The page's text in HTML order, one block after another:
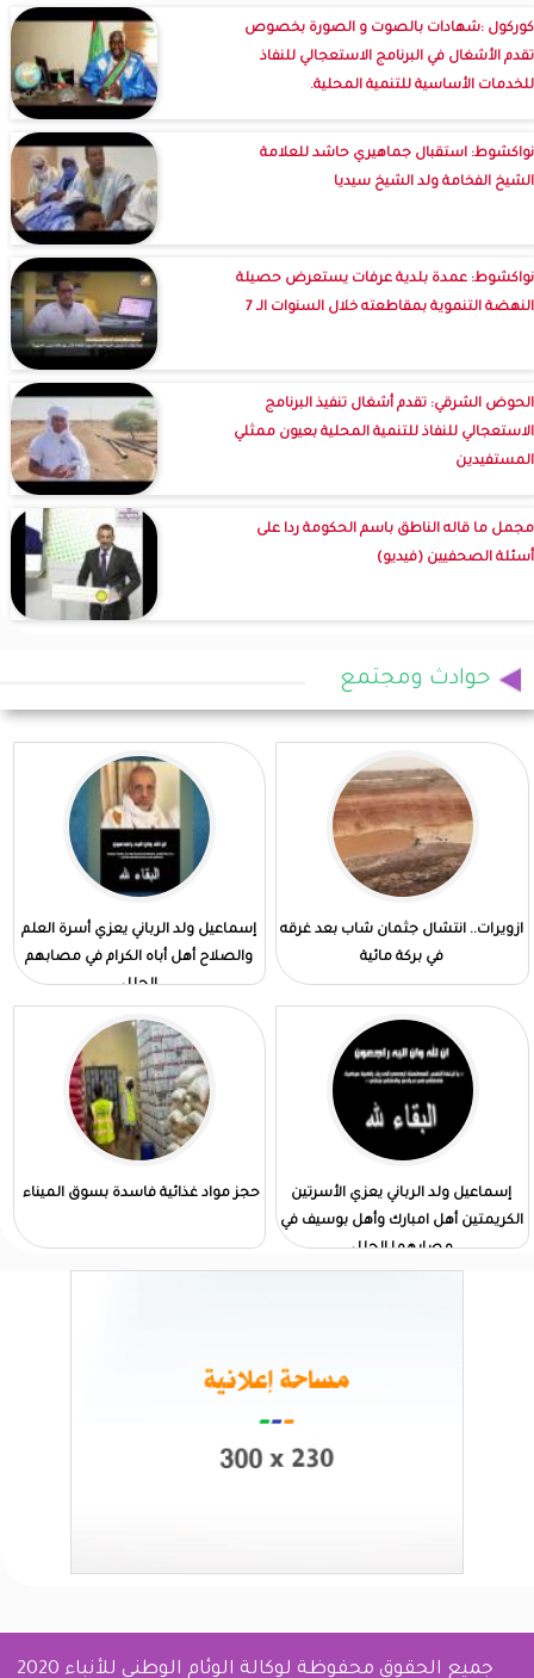
كوركول :شهادات بالصوت و الصورة بخصوص
تقدم الأشغال في البرنامج الاستعجالي للنفاذ
للخدمات الأساسية للتنمية المحلية.
نواكشوط: استقبال جماهيري حاشد للعلامة
الشيخ الفخامة ولد الشيخ سيديا
نواكشوط: عمدة بلدية عرفات يستعرض حصيلة
النهضة التنموية بمقاطعته خلال السنوات الـ 7
الحوض الشرقي: تقدم أشغال تنفيذ البرنامج
الاستعجالي للنفاذ للتنمية المحلية بعيون ممثلي
المستفيدين
مجمل ما قاله الناطق باسم الحكومة ردا على
أسئلة الصحفيين (فيديو)
حوادث ومجتمع
ازويرات.. انتشال جثمان شاب بعد غرقه
في بركة مائية
إسماعيل ولد الرباني يعزي أسرة العلم
والصلاح أهل أباه الكرام في مصابهم
الجلل
إسماعيل ولد الرباني يعزي الأسرتين
الكريمتين أهل امبارك وأهل بوسيف في
مصابهما الجلل
حجز مواد غذائية فاسدة بسوق الميناء
جميع الحقوق محفوظة لوكالة الوئام الوطني للأنباء 2020